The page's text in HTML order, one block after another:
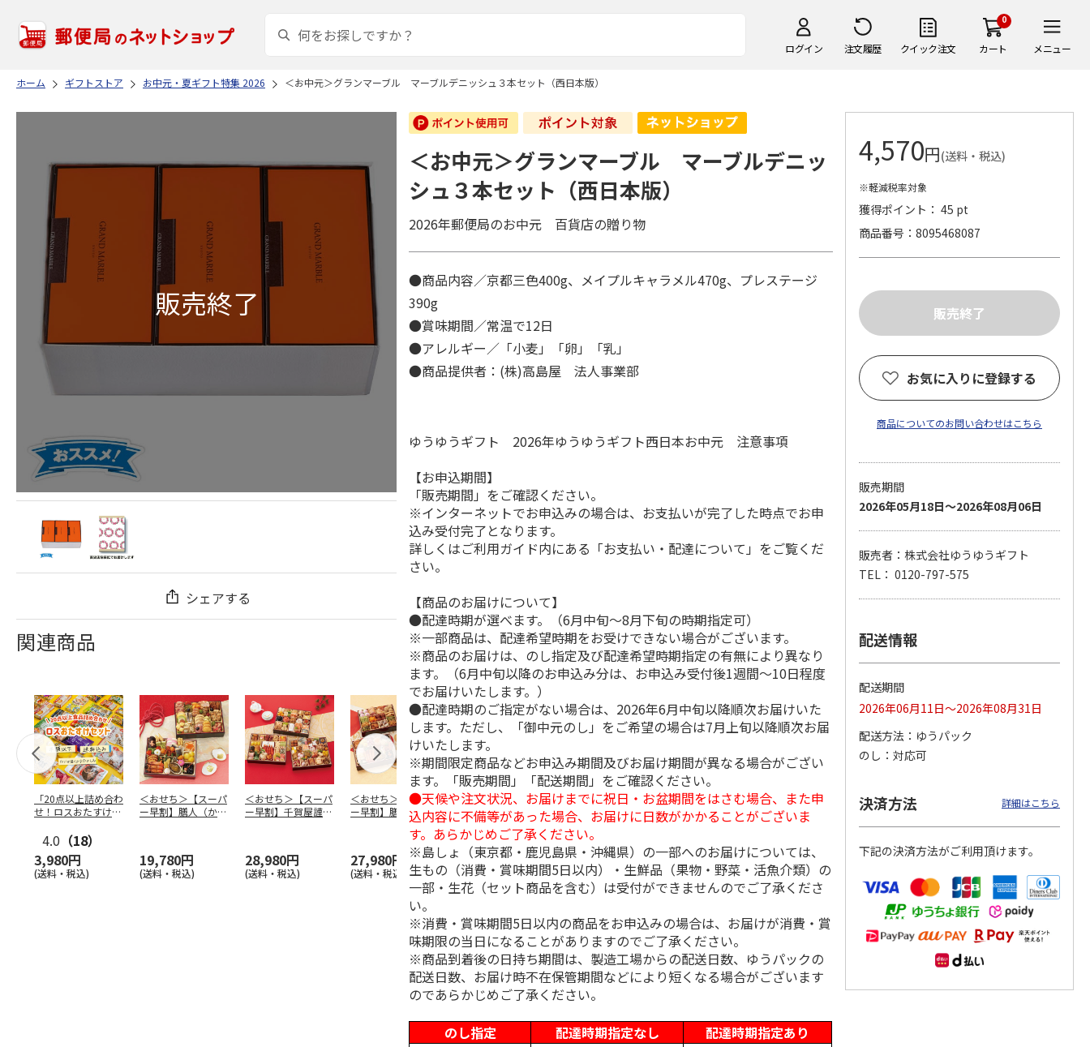
ログイン 注文履歴 クイック注文
0
カート メニュー
ホーム ギフトストア お中元・夏ギフト特集 2026 ＜お中元＞グランマーブル マーブルデニッシュ３本セット（西日本版）
シェアする
関連商品
「20点以上詰め合わ
せ！ロスおたすけセ
4.0 （18）
3,980円
(送料・税込)
＜おせち＞【スーパ
ー早割】膳人（かし
19,780円
(送料・税込)
＜おせち＞【スーパ
ー早割】千賀屋謹
28,980円
(送料・税込)
＜おせち＞【スーパ
ー早割】膳人（かし
はびと） 和洋中三
27,980円
(送料・税込)
＜おせち＞【冷凍】
おせち早割 札幌市
中央卸売市場発 彩
膳
15,000円
(送料・税込)
＜おせち＞【冷凍】
おせち早割 蟹と肉
オードブルおせち
22,180円
(送料・税込)
＜おせち＞【冷凍】
おせち早割 札幌市
中央卸売市場発 北
22,700円
(送料・税込)
＜おせち＞【冷凍】
おせち早割 札幌市
中央卸売市場発 北
20,300円
(送料・税込)
＜おせち＞【冷凍】
おせち早割 札幌市
中央卸売市場発 北
27,000円
＜おせち＞【冷凍】
おせち早割 蟹甲羅
もりおせち
22,180円
(送料・税込)
＜お中元＞グランマーブル マーブルデニッ
シュ３本セット（西日本版）
2026年郵便局のお中元 百貨店の贈り物
●商品内容／京都三色400g、メイプルキャラメル470g、プレステージ
390g
●賞味期間／常温で12日
●アレルギー／「小麦」「卵」「乳」
●商品提供者：(株)高島屋 法人事業部
ゆうゆうギフト 2026年ゆうゆうギフト西日本お中元 注意事項
【お申込期間】
「販売期間」をご確認ください。
※インターネットでお申込みの場合は、お支払いが完了した時点でお申
込み受付完了となります。
詳しくはご利用ガイド内にある「お支払い・配達について」をご覧くだ
さい。
【商品のお届けについて】
●配達時期が選べます。（6月中旬～8月下旬の時期指定可）
※一部商品は、配達希望時期をお受けできない場合がございます。
※商品のお届けは、のし指定及び配達希望時期指定の有無により異なり
ます。（6月中旬以降のお申込み分は、お申込み受付後1週間～10日程度
でお届けいたします。）
●配達時期のご指定がない場合は、2026年6月中旬以降順次お届けいた
します。ただし、「御中元のし」をご希望の場合は7月上旬以降順次お届
けいたします。
※期間限定商品などお申込み期間及びお届け期間が異なる場合がござい
ます。「販売期間」「配送期間」をご確認ください。
●天候や注文状況、お届けまでに祝日・お盆期間をはさむ場合、また申
込内容に不備等があった場合、お届けに日数がかかることがございま
す。あらかじめご了承ください。
※島しょ（東京都・鹿児島県・沖縄県）の一部へのお届けについては、
生もの（消費・賞味期間5日以内）・生鮮品（果物・野菜・活魚介類）の
一部・生花（セット商品を含む）は受付ができませんのでご了承くださ
い。
※消費・賞味期間5日以内の商品をお申込みの場合は、お届けが消費・賞
味期限の当日になることがありますのでご了承ください。
※商品到着後の日持ち期間は、製造工場からの配送日数、ゆうパックの
配送日数、お届け時不在保管期間などにより短くなる場合がございます
のであらかじめご了承ください。
のし指定
配達時期指定なし
配達時期指定あり
4,570円(送料・税込)
※軽減税率対象
獲得ポイント： 45 pt
商品番号
8095468087
お気に入りに登録する
商品についてのお問い合わせはこちら
販売期間
2026年05月18日～2026年08月06日
販売者：株式会社ゆうゆうギフト
TEL： 0120-797-575
配送情報
配送期間
2026年06月11日～2026年08月31日
配送方法
ゆうパック
のし
対応可
決済方法 詳細はこちら
下記の決済方法がご利用頂けます。